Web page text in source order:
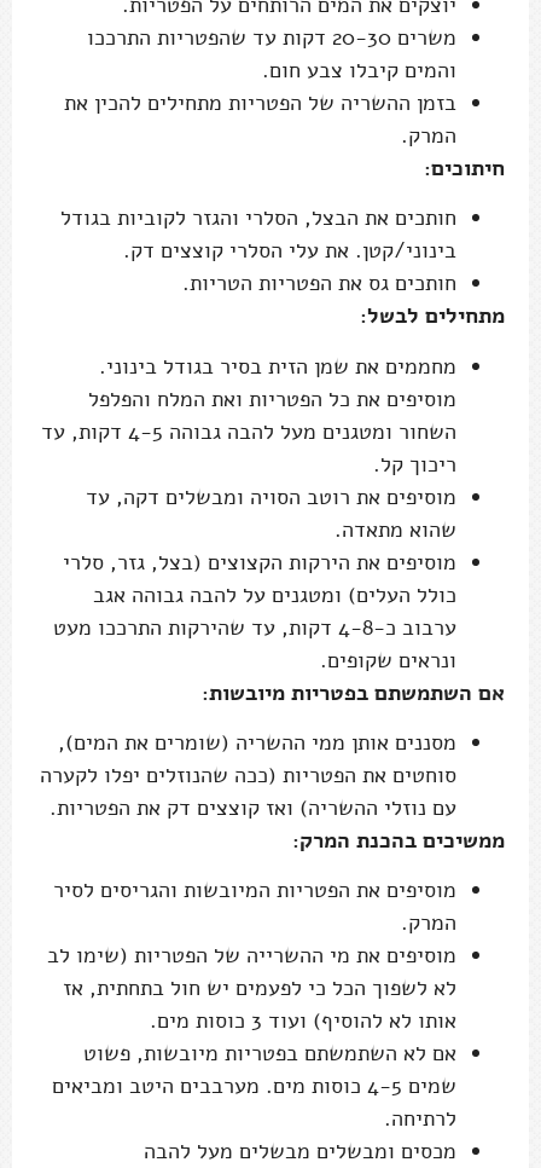
משרים 20-30 דקות עד שהפטריות התרככו
והמים קיבלו צבע חום.
בזמן ההשריה של הפטריות מתחילים להכין את
המרק.
חיתוכים:
חותכים את הבצל, הסלרי והגזר לקוביות בגודל
בינוני/קטן. את עלי הסלרי קוצצים דק.
חותכים גס את הפטריות הטריות.
מתחילים לבשל:
מחממים את שמן הזית בסיר בגודל בינוני.
מוסיפים את כל הפטריות ואת המלח והפלפל
השחור ומטגנים מעל להבה גבוהה 4-5 דקות, עד
ריכוך קל.
מוסיפים את רוטב הסויה ומבשלים דקה, עד
שהוא מתאדה.
מוסיפים את הירקות הקצוצים (בצל, גזר, סלרי
כולל העלים) ומטגנים על להבה גבוהה אגב
ערבוב כ-4-8 דקות, עד שהירקות התרככו מעט
ונראים שקופים.
אם השתמשתם בפטריות מיובשות:
מסננים אותן ממי ההשריה (שומרים את המים),
סוחטים את הפטריות (ככה שהנוזלים יפלו לקערה
עם נוזלי ההשריה) ואז קוצצים דק את הפטריות.
ממשיכים בהכנת המרק:
מוסיפים את הפטריות המיובשות והגריסים לסיר
המרק.
מוסיפים את מי ההשרייה של הפטריות (שימו לב
לא לשפוך הכל כי לפעמים יש חול בתחתית, אז
אותו לא להוסיף) ועוד 3 כוסות מים.
אם לא השתמשתם בפטריות מיובשות, פשוט
שמים 4-5 כוסות מים. מערבבים היטב ומביאים
לרתיחה.
מכסים ומבשלים מבשלים מעל להבה